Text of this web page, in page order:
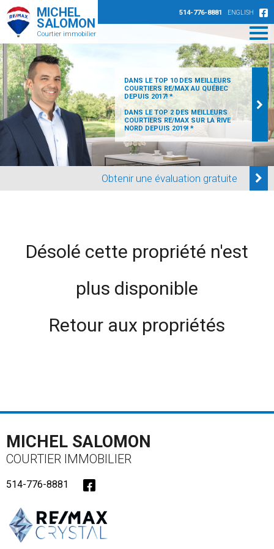
MICHEL
SALOMON
Courtier immobilier
514-776-8881 ENGLISH
DANS LE TOP 10 DES MEILLEURS
COURTIERS RE/MAX AU QUÉBEC
DEPUIS 2017! *
DANS LE TOP 2 DES MEILLEURS
COURTIERS RE/MAX SUR LA RIVE
NORD DEPUIS 2019! *
Obtenir une évaluation gratuite
Désolé cette propriété n'est
plus disponible
Retour aux propriétés
MICHEL SALOMON
COURTIER IMMOBILIER
514-776-8881